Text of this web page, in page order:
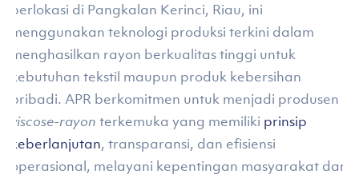
berlokasi di Pangkalan Kerinci, Riau, ini
menggunakan teknologi produksi terkini dalam
menghasilkan rayon berkualitas tinggi untuk
kebutuhan tekstil maupun produk kebersihan
pribadi. APR berkomitmen untuk menjadi produsen
viscose-rayon terkemuka yang memiliki prinsip
keberlanjutan, transparansi, dan efisiensi
operasional, melayani kepentingan masyarakat dan